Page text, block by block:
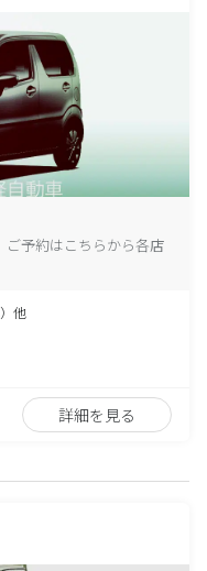
予約はこちらから各店
他
詳細を見る